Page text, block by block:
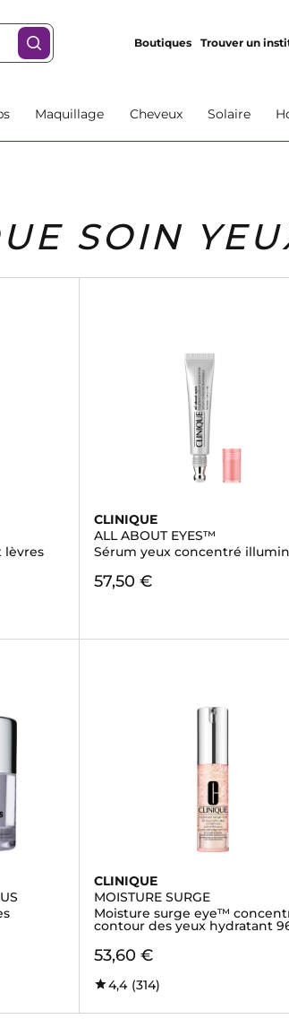
Boutiques Trouver un
Maquillage Cheveux Solaire
SOIN
lèvres
CLINIQUE
ALL ABOUT EYES™
Sérum yeux concentré
57,50 €
CLINIQUE
MOISTURE SURGE
Moisture surge eye™
contour des yeux hydratant
53,60 €
4,4 (314)